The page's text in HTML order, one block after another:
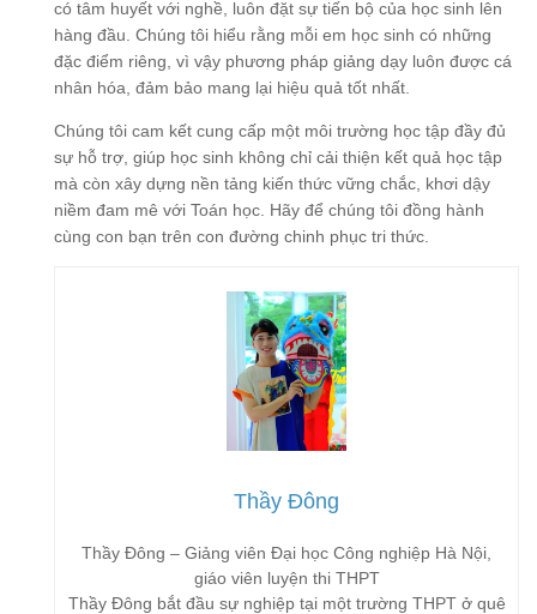
có tâm huyết với nghề, luôn đặt sự tiến bộ của học sinh lên
hàng đầu. Chúng tôi hiểu rằng mỗi em học sinh có những
đặc điểm riêng, vì vậy phương pháp giảng dạy luôn được cá
nhân hóa, đảm bảo mang lại hiệu quả tốt nhất.
Chúng tôi cam kết cung cấp một môi trường học tập đầy đủ
sự hỗ trợ, giúp học sinh không chỉ cải thiện kết quả học tập
mà còn xây dựng nền tảng kiến thức vững chắc, khơi dậy
niềm đam mê với Toán học. Hãy để chúng tôi đồng hành
cùng con bạn trên con đường chinh phục tri thức.
Thầy Đông
Thầy Đông – Giảng viên Đại học Công nghiệp Hà Nội,
giáo viên luyện thi THPT
Thầy Đông bắt đầu sự nghiệp tại một trường THPT ở quê